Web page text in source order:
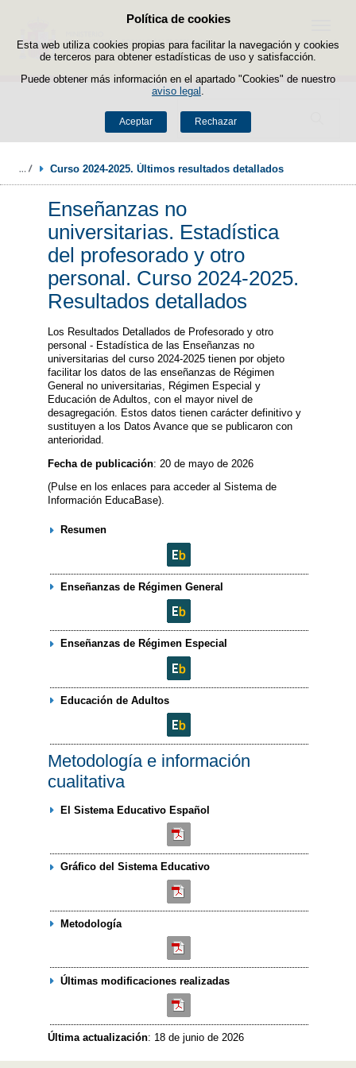
Política de cookies
Esta web utiliza cookies propias para facilitar la navegación y cookies
de terceros para obtener estadísticas de uso y satisfacción.
Puede obtener más información en el apartado "Cookies" de nuestro
aviso legal
Aceptar Rechazar
Saltar al contenido
Buscador
Menú
Curso 2024-2025. Últimos resultados detallados
Enseñanzas no
universitarias. Estadística
del profesorado y otro
personal. Curso 2024-2025.
Resultados detallados
Los Resultados Detallados de Profesorado y otro
personal - Estadística de las Enseñanzas no
universitarias del curso 2024-2025 tienen por objeto
facilitar los datos de las enseñanzas de Régimen
General no universitarias, Régimen Especial y
Educación de Adultos, con el mayor nivel de
desagregación. Estos datos tienen carácter definitivo y
sustituyen a los Datos Avance que se publicaron con
anterioridad.
Fecha de publicación: 20 de mayo de 2026
(Pulse en los enlaces para acceder al Sistema de
Información EducaBase).
Resumen
Enseñanzas de Régimen General
Enseñanzas de Régimen Especial
Educación de Adultos
Metodología e información
cualitativa
El Sistema Educativo Español
Gráfico del Sistema Educativo
Metodología
Últimas modificaciones realizadas
Última actualización: 18 de junio de 2026